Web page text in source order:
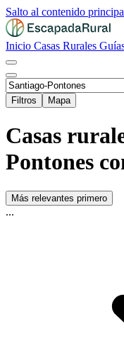
Salto al contenido
Inicio Casas Rurales
Filtros
Mapa
Casas
Pontones
Más relevantes primero
...